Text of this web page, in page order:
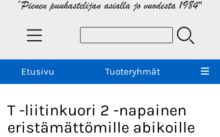
Etusivu Tuoteryhmät
T -liitinkuori 2 -napainen
eristämättömille abikoille